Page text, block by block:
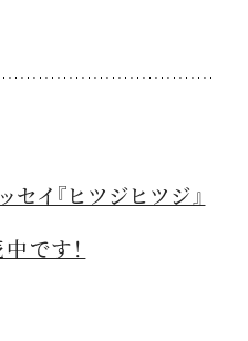
イ『ヒツジヒツジ』
です！